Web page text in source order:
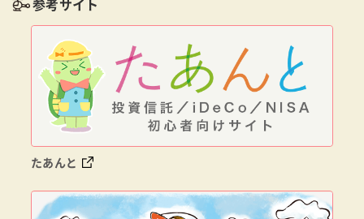
たあんと